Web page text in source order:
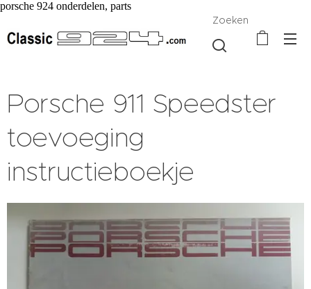
porsche 924 onderdelen, parts
Zoeken
Porsche 911 Speedster
toevoeging
instructieboekje